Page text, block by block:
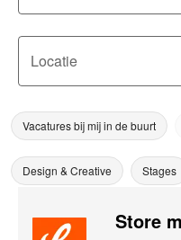
Locatie
Vacatures bij mij in de buurt
Design & Creative Stages
Store